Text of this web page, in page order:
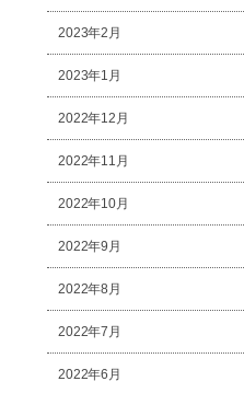
2023年2月
2023年1月
2022年12月
2022年11月
2022年10月
2022年9月
2022年8月
2022年7月
2022年6月